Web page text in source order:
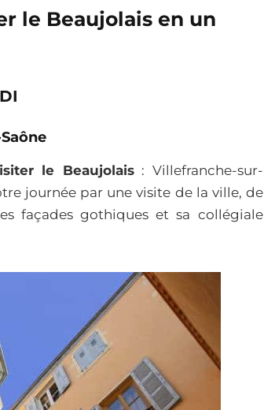
le Beaujolais en un
le Beaujolais: Villefranche-sur-
journée par une visite de la ville, de
façades gothiques et sa collégiale